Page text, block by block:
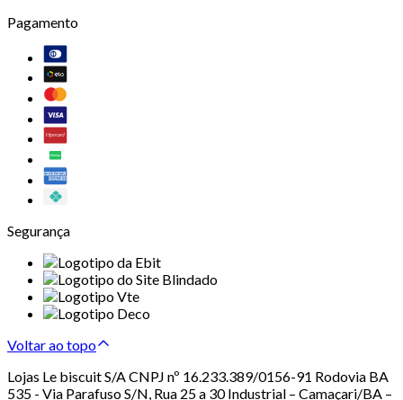
Pagamento
Segurança
Voltar ao topo
Lojas Le biscuit S/A CNPJ nº 16.233.389/0156-91 Rodovia BA
535 - Via Parafuso S/N, Rua 25 a 30 Industrial – Camaçari/BA –